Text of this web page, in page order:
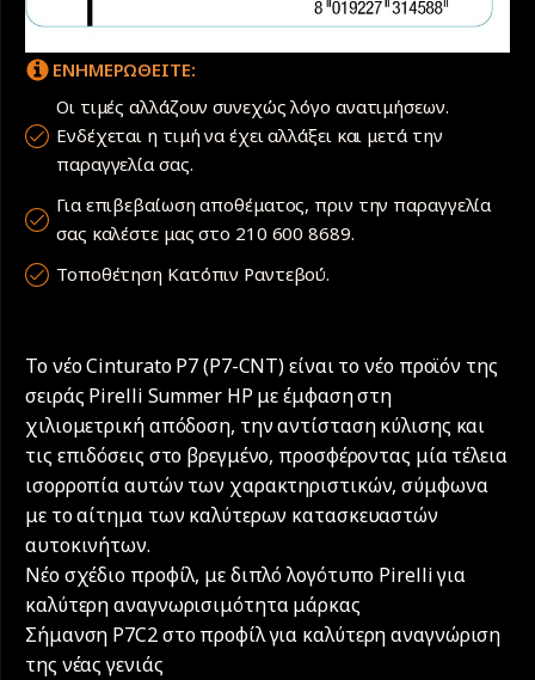
ΕΝΗΜΕΡΩΘΕΙΤΕ:
Οι τιμές αλλάζουν συνεχώς λόγο ανατιμήσεων.
Ενδέχεται η τιμή να έχει αλλάξει και μετά την
παραγγελία σας.
Για επιβεβαίωση αποθέματος, πριν την παραγγελία
σας καλέστε μας στο 210 600 8689.
Τοποθέτηση Κατόπιν Ραντεβού.
Το νέο Cinturato P7 (P7-CNT) είναι το νέο προϊόν της
σειράς Pirelli Summer HP με έμφαση στη
χιλιομετρική απόδοση, την αντίσταση κύλισης και
τις επιδόσεις στο βρεγμένο, προσφέροντας μία τέλεια
ισορροπία αυτών των χαρακτηριστικών, σύμφωνα
με το αίτημα των καλύτερων κατασκευαστών
αυτοκινήτων.
Νέο σχέδιο προφίλ, με διπλό λογότυπο Pirelli για
καλύτερη αναγνωρισιμότητα μάρκας
Σήμανση P7C2 στο προφίλ για καλύτερη αναγνώριση
της νέας γενιάς